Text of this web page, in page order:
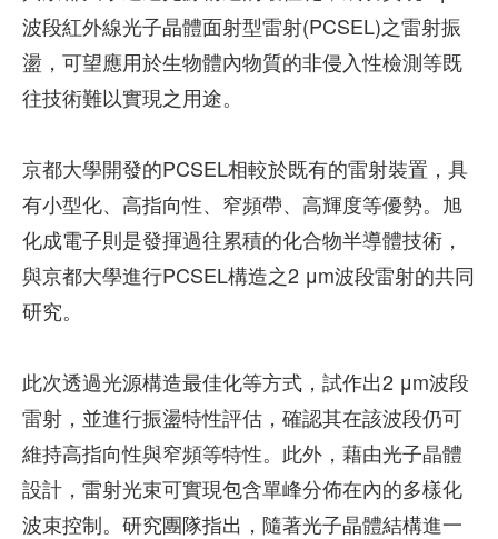
波段紅外線光子晶體面射型雷射(PCSEL)之雷射振
盪，可望應用於生物體內物質的非侵入性檢測等既
往技術難以實現之用途。
京都大學開發的PCSEL相較於既有的雷射裝置，具
有小型化、高指向性、窄頻帶、高輝度等優勢。旭
化成電子則是發揮過往累積的化合物半導體技術，
與京都大學進行PCSEL構造之2 μm波段雷射的共同
研究。
此次透過光源構造最佳化等方式，試作出2 μm波段
雷射，並進行振盪特性評估，確認其在該波段仍可
維持高指向性與窄頻等特性。此外，藉由光子晶體
設計，雷射光束可實現包含單峰分佈在內的多樣化
波束控制。研究團隊指出，隨著光子晶體結構進一